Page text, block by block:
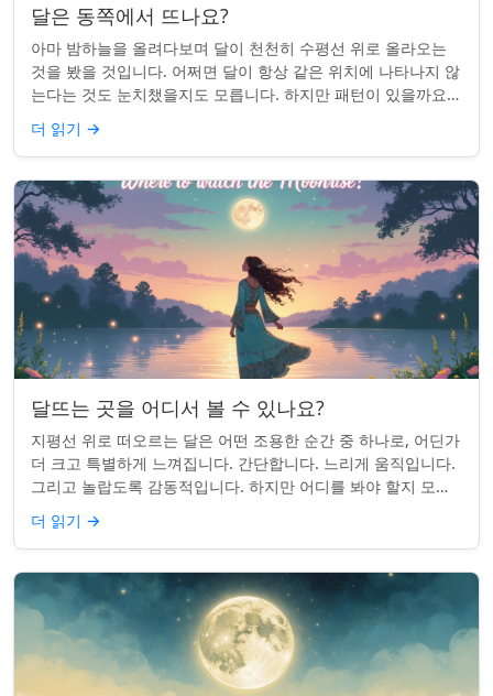
달은 동쪽에서 뜨나요?
아마 밤하늘을 올려다보며 달이 천천히 수평선 위로 올라오는
것을 봤을 것입니다. 어쩌면 달이 항상 같은 위치에 나타나지 않
는다는 것도 눈치챘을지도 모릅니다. 하지만 패턴이 있을까요?
달은 정말 매번 동쪽에서 뜰까요?...
더 읽기 →
달뜨는 곳을 어디서 볼 수 있나요?
지평선 위로 떠오르는 달은 어떤 조용한 순간 중 하나로, 어딘가
더 크고 특별하게 느껴집니다. 간단합니다. 느리게 움직입니다.
그리고 놀랍도록 감동적입니다. 하지만 어디를 봐야 할지 모르
면 잡기 쉽지 않을 수 있습니...
더 읽기 →